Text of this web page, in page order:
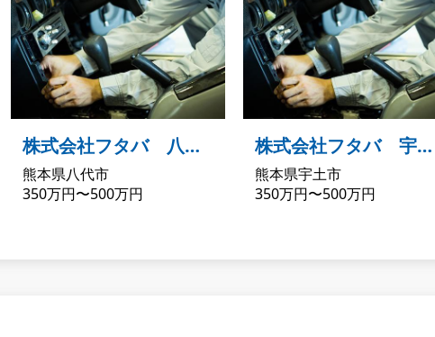
株式会社フタバ 八代
営業所
熊本県八代市
350万円〜500万円
株式会社フタバ 宇土
営業所
熊本県宇土市
350万円〜500万円